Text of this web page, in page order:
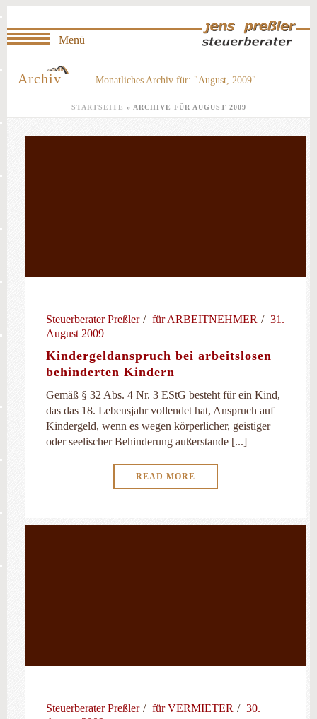
Archiv Monatliches Archiv für: "August, 2009"
STARTSEITE » ARCHIVE FÜR AUGUST 2009
Steuerberater Preßler für ARBEITNEHMER
31.
August 2009
Kindergeldanspruch bei arbeitslosen
behinderten Kindern
Gemäß § 32 Abs. 4 Nr. 3 EStG besteht für ein Kind,
das das 18. Lebensjahr vollendet hat, Anspruch auf
Kindergeld, wenn es wegen körperlicher, geistiger
oder seelischer Behinderung außerstande [...]
READ MORE
Steuerberater Preßler für VERMIETER
30.